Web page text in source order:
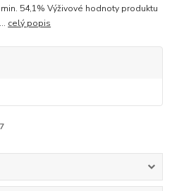
54,1% Výživové hodnoty produktu
celý popis